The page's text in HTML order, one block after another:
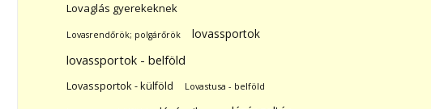
Lovaglás gyerekeknek
Lovasrendőrök; polgárőrök
lovassportok
lovassportok - belföld
Lovassportok - külföld Lovastusa - belföld